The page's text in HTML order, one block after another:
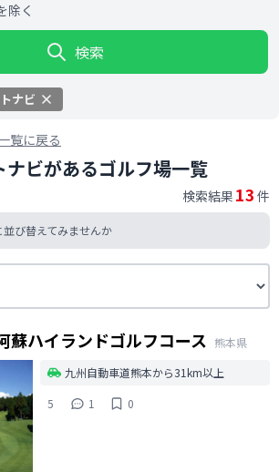
除く
検索
ナビ
覧に戻る
ビがあるゴルフ場一覧
検索結果 13 件
並び替えてみませんか
蘇ハイランドゴルフコース 熊本県
九州自動車道熊本から31km以上
5
1 0